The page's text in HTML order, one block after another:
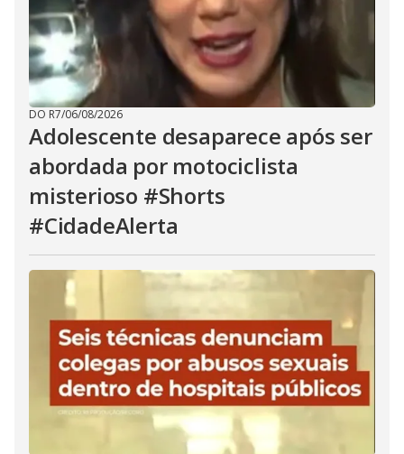
DO R7/06/08/2026
Adolescente desaparece após ser
abordada por motociclista
misterioso #Shorts
#CidadeAlerta